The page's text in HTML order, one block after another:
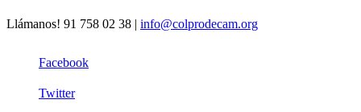
Llámanos! 91 758 02 38 | info@colprodecam.org
Facebook
Twitter